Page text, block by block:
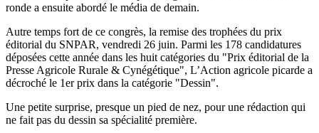
ronde a ensuite abordé le média de demain.
Autre temps fort de ce congrès, la remise des trophées du prix
éditorial du SNPAR, vendredi 26 juin. Parmi les 178 candidatures
déposées cette année dans les huit catégories du "Prix éditorial de la
Presse Agricole Rurale & Cynégétique", L’Action agricole picarde a
décroché le 1er prix dans la catégorie "Dessin".
Une petite surprise, presque un pied de nez, pour une rédaction qui
ne fait pas du dessin sa spécialité première.